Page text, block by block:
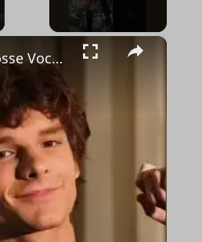
×
Se Não Fosse Você já está em cartaz nos cinemas!